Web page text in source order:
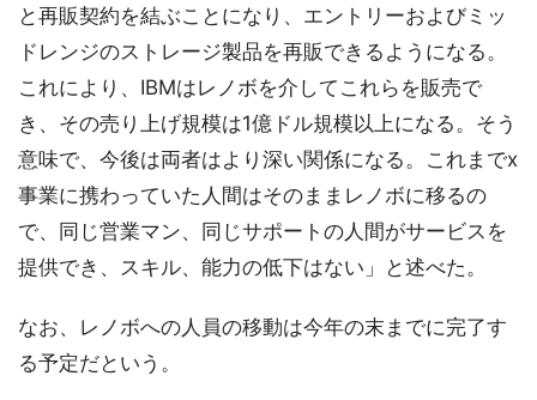
と再販契約を結ぶことになり、エントリーおよびミッ
ドレンジのストレージ製品を再販できるようになる。
これにより、IBMはレノボを介してこれらを販売で
き、その売り上げ規模は1億ドル規模以上になる。そう
意味で、今後は両者はより深い関係になる。これまでx
事業に携わっていた人間はそのままレノボに移るの
で、同じ営業マン、同じサポートの人間がサービスを
提供でき、スキル、能力の低下はない」と述べた。
なお、レノボへの人員の移動は今年の末までに完了す
る予定だという。